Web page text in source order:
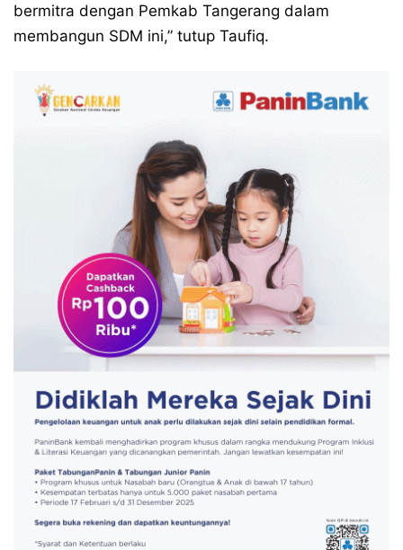
bermitra dengan Pemkab Tangerang dalam
membangun SDM ini,” tutup Taufiq.